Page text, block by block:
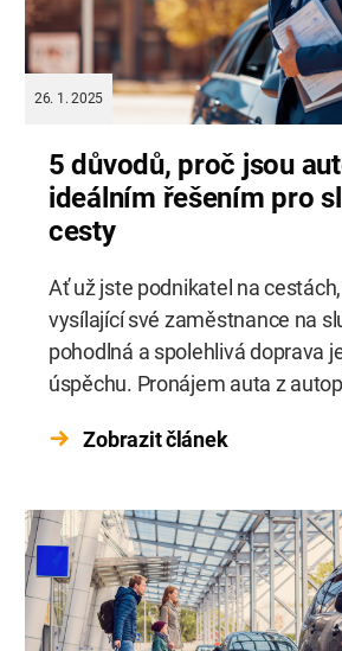
26. 1. 2025
5 důvodů, proč jsou
ideálním řešením pro
cesty
Ať už jste podnikatel na
vysílající své zaměstnance na
pohodlná a spolehlivá doprava
úspěchu. Pronájem auta z
Nemusíte se starat o údržbu
to, co skutečně využijete.
autopůjčovny vám […]
Zobrazit článek